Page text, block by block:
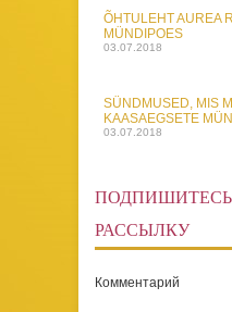
ÕHTULEHT AUREA
MÜNDIPOES
03.07.2018
SÜNDMUSED, MIS
KAASAEGSETE
03.07.2018
РАССЫЛКУ
Комментарий